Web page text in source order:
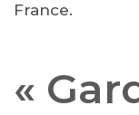
France.
«